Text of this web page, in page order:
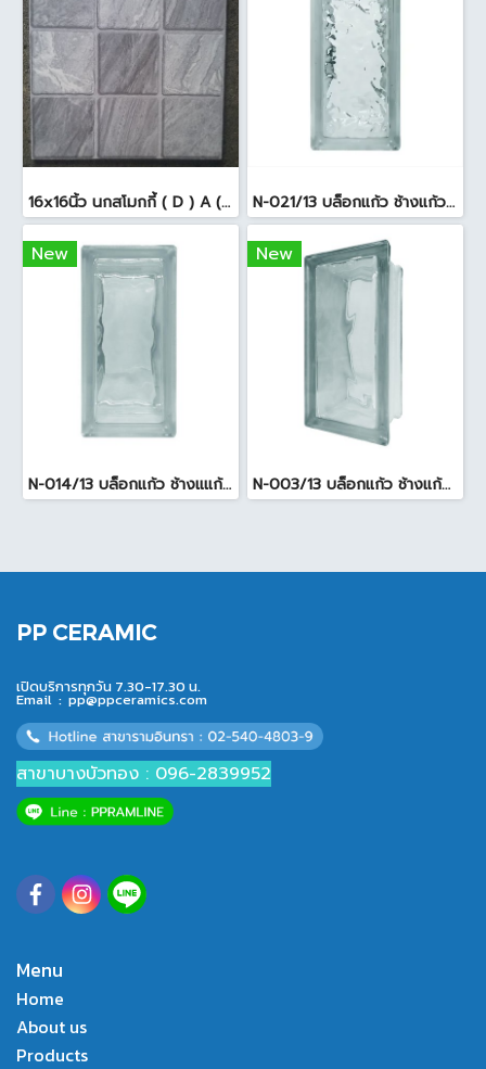
16x16นิ้ว นกสโมกกี้ ( D ) A (Pack6) N-021/13 บล็อกแก้ว ช้างแก้ว WOW แก้วประดับฟ้า ( 24X11.5X8cm )
New
N-014/13 บล็อกแก้ว ช้างแแก้ว WOW หยาดเพชร ( 24x11.5x8 cm.)
New
N-003/13 บล็อกแก้ว ช้างแก้ว WOW พริ้วแก้ว ( 24x11.5x8cm )
PP CERAMIC
เปิดบริการทุกวัน 7.30-17.30 น.
Email : pp@ppceramics.com
สาขาบางบัวทอง : 096-2839952
Menu
Home
About us
Products